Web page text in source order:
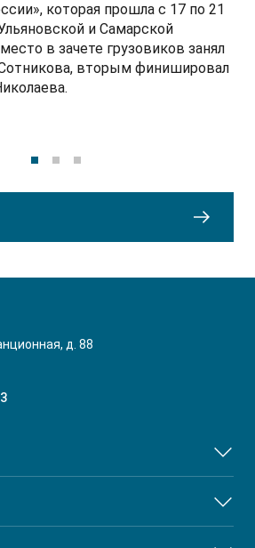
которая прошла с 17 по 21
и Самарской
в зачете грузовиков занял
вторым финишировал
д. 88